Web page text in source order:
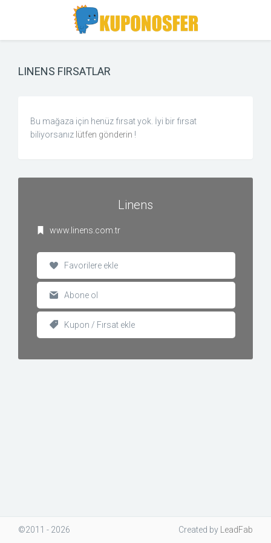
navigation
LINENS FIRSATLAR
Bu mağaza için henüz fırsat yok. İyi bir fırsat
biliyorsanız lütfen gönderin !
Linens
www.linens.com.tr
Favorilere ekle
Abone ol
Kupon / Fırsat ekle
©2011 - 2026 Created by LeadFab